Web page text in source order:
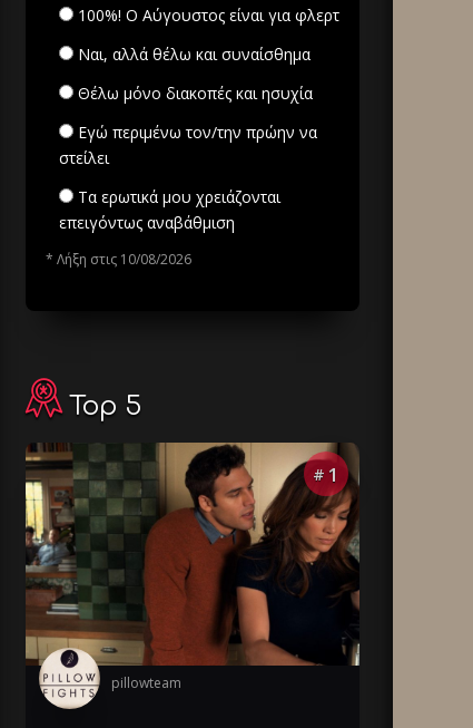
100%! Ο Αύγουστος είναι για φλερτ
Ναι, αλλά θέλω και συναίσθημα
Θέλω μόνο διακοπές και ησυχία
Εγώ περιμένω τον/την πρώην να
στείλει
Τα ερωτικά μου χρειάζονται
επειγόντως αναβάθμιση
* Λήξη στις 10/08/2026
Top 5
# 1
pillowteam